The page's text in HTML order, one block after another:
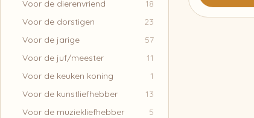
Voor de dierenvriend
18
Voor de dorstigen
23
Voor de jarige
57
Voor de juf/meester
11
Voor de keuken koning
1
Voor de kunstliefhebber
13
Voor de muziekliefhebber
5